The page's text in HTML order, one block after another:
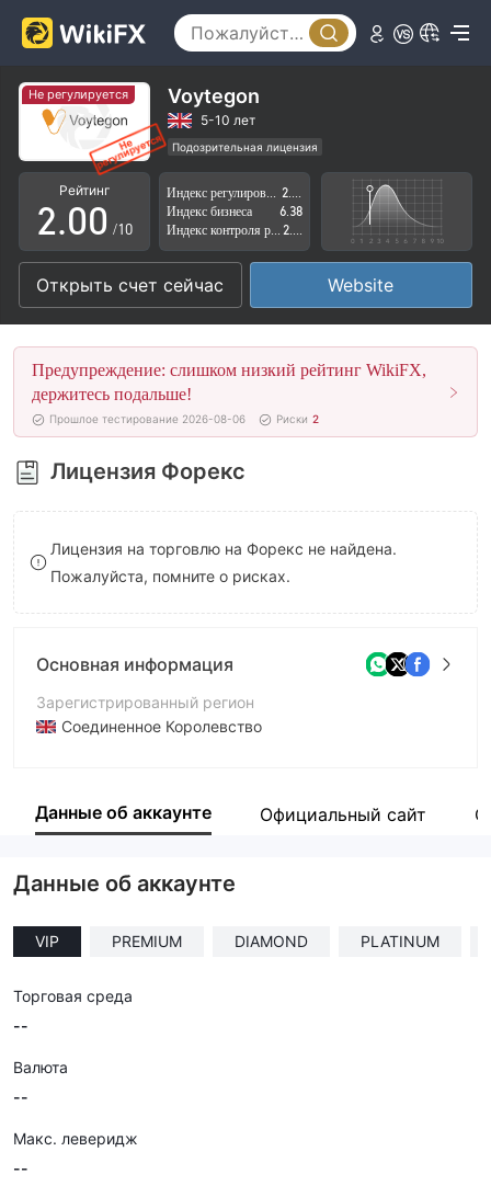
Не регулируется Voytegon
5-10 лет
Подозрительная лицензия
Регион деятельности подозрителен
Высокие потенциальные риски
Рейтинг
0
1
2
3
4
5
6
7
8
9
.0
1
2
3
4
5
6
7
8
9
0
1
2
3
4
5
6
7
8
9
/10
Индекс бизнеса
6.38
Открыть счет сейчас Website
Предупреждение: слишком низкий рейтинг WikiFX,
держитесь подальше!
Прошлое тестирование 2026-08-06 Риски 2
Лицензия Форекс
Лицензия на торговлю на Форекс не найдена.
Пожалуйста, помните о рисках.
Основная информация
Зарегистрированный регион
Соединенное Королевство
Компания
Данные об аккаунте Официальный сайт
Данные об аккаунте
VIP PREMIUM DIAMOND PLATINUM
Торговая среда
--
Валюта
--
Макс. леверидж
--